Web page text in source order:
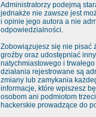
Administratorzy podejmą
jednakże nie zawsze jest
i opinie jego autora a nie
odpowiedzialności.
Zobowiązujesz się nie pisać
groźby oraz udostępniać
natychmiastowego i
działania rejestrowane są
zmiany lub zamykania
informacje, które wpiszesz
osobom ani podmiotom
hackerskie prowadzące do